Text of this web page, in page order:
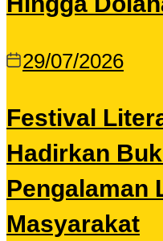
29/07/2026
Festival
Hadirkan
Pengalaman
Masyarakat